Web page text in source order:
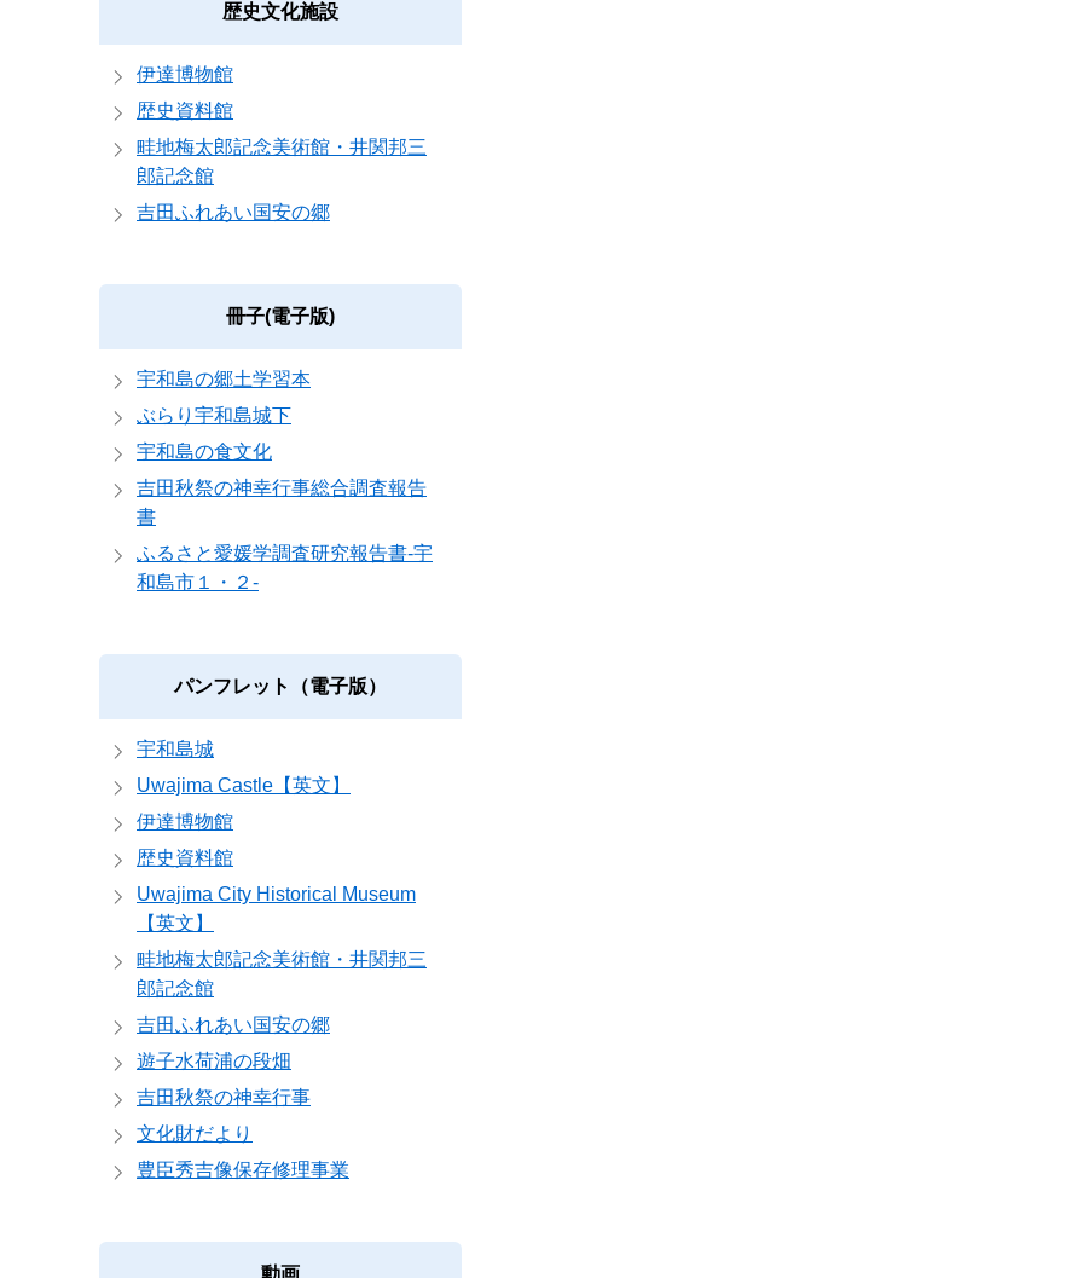
歴史文化施設
伊達博物館
歴史資料館
畦地梅太郎記念美術館・井関邦三
郎記念館
吉田ふれあい国安の郷
冊子(電子版)
宇和島の郷土学習本
ぶらり宇和島城下
宇和島の食文化
吉田秋祭の神幸行事総合調査報告
書
ふるさと愛媛学調査研究報告書-宇
和島市１・２-
パンフレット（電子版）
宇和島城
Uwajima Castle【英文】
伊達博物館
歴史資料館
Uwajima City Historical Museum
【英文】
畦地梅太郎記念美術館・井関邦三
郎記念館
吉田ふれあい国安の郷
遊子水荷浦の段畑
吉田秋祭の神幸行事
文化財だより
豊臣秀吉像保存修理事業